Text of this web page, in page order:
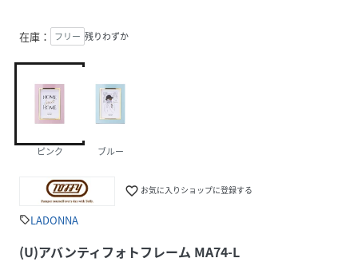
在庫： フリー 残りわずか
ピンク ブルー
favorite_border お気に入りショップに登録する
sellLADONNA
(U)アバンティフォトフレーム MA74-L